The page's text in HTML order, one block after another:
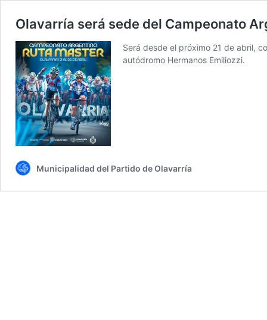
Olavarría será sede del Campeonato
Será desde el próximo 21 de abril,
autódromo Hermanos Emiliozzi.
Municipalidad del Partido de Olavarría